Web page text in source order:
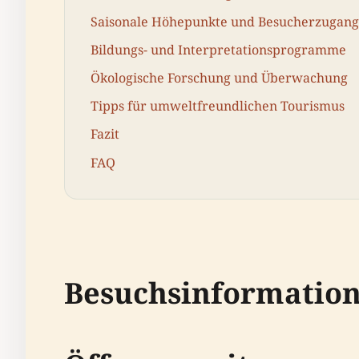
Saisonale Höhepunkte und Besucherzugang
Bildungs- und Interpretationsprogramme
Ökologische Forschung und Überwachung
Tipps für umweltfreundlichen Tourismus
Fazit
FAQ